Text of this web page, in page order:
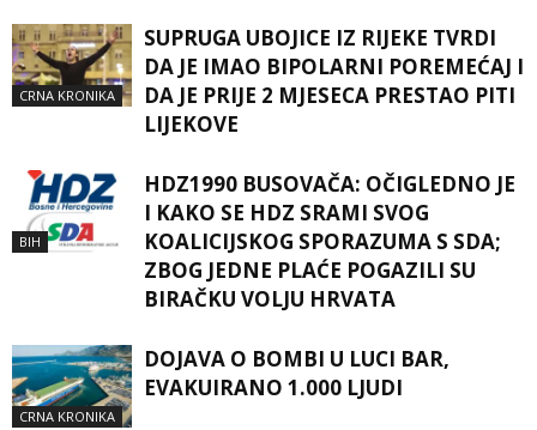
CRNA KRONIKA
SUPRUGA UBOJICE IZ RIJEKE TVRDI
DA JE IMAO BIPOLARNI POREMEĆAJ I
DA JE PRIJE 2 MJESECA PRESTAO PITI
LIJEKOVE
BIH
HDZ1990 BUSOVAČA: OČIGLEDNO JE
I KAKO SE HDZ SRAMI SVOG
KOALICIJSKOG SPORAZUMA S SDA;
ZBOG JEDNE PLAĆE POGAZILI SU
BIRAČKU VOLJU HRVATA
CRNA KRONIKA
DOJAVA O BOMBI U LUCI BAR,
EVAKUIRANO 1.000 LJUDI